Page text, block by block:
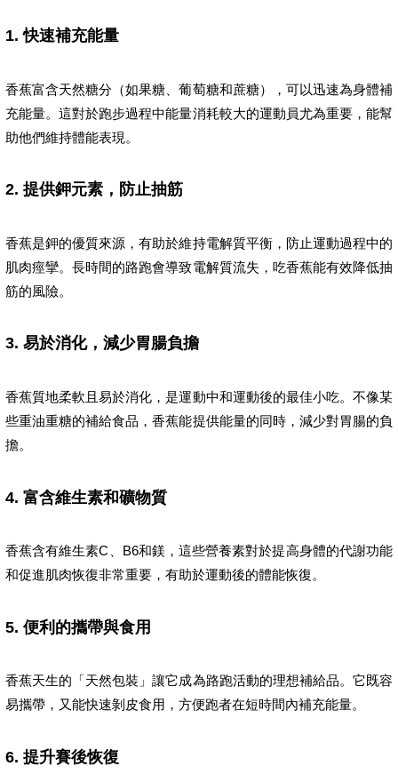
1.快速補充能量
香蕉富含天然糖分（如果糖、葡萄糖和蔗糖），可以迅速為身體補
充能量。這對於跑步過程中能量消耗較大的運動員尤為重要，能幫
助他們維持體能表現。
2. 提供鉀元素，防止抽筋
香蕉是鉀的優質來源，有助於維持電解質平衡，防止運動過程中的
肌肉痙攣。長時間的路跑會導致電解質流失，吃香蕉能有效降低抽
筋的風險。
3. 易於消化，減少胃腸負擔
香蕉質地柔軟且易於消化，是運動中和運動後的最佳小吃。不像某
些重油重糖的補給食品，香蕉能提供能量的同時，減少對胃腸的負
擔。
4. 富含維生素和礦物質
香蕉含有維生素C、B6和鎂，這些營養素對於提高身體的代謝功能
和促進肌肉恢復非常重要，有助於運動後的體能恢復。
5. 便利的攜帶與食用
香蕉天生的「天然包裝」讓它成為路跑活動的理想補給品。它既容
易攜帶，又能快速剝皮食用，方便跑者在短時間內補充能量。
6. 提升賽後恢復